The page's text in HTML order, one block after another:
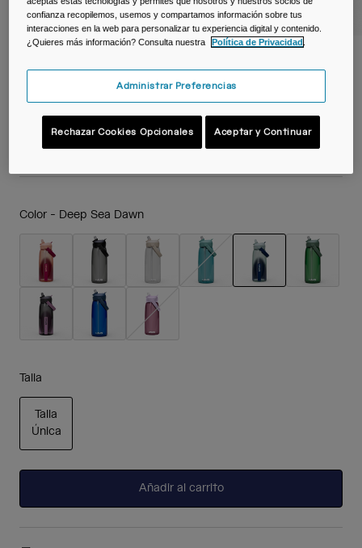
Ver todo
N.º de artículo38668-F46-OS
24,99 €
Color - Deep Sea Dawn
Talla
Talla
Única
Añadir al carrito
confianza recopilemos, usemos y compartamos información sobre tus
interacciones en la web para personalizar tu experiencia digital y contenido.
¿Quieres más información? Consulta nuestra
Política de Privacidad
Administrar Preferencias
Rechazar Cookies Opcionales Aceptar y Continuar